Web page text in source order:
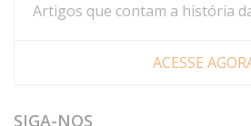
Artigos que contam a história
ACESSE
SIGA-NOS